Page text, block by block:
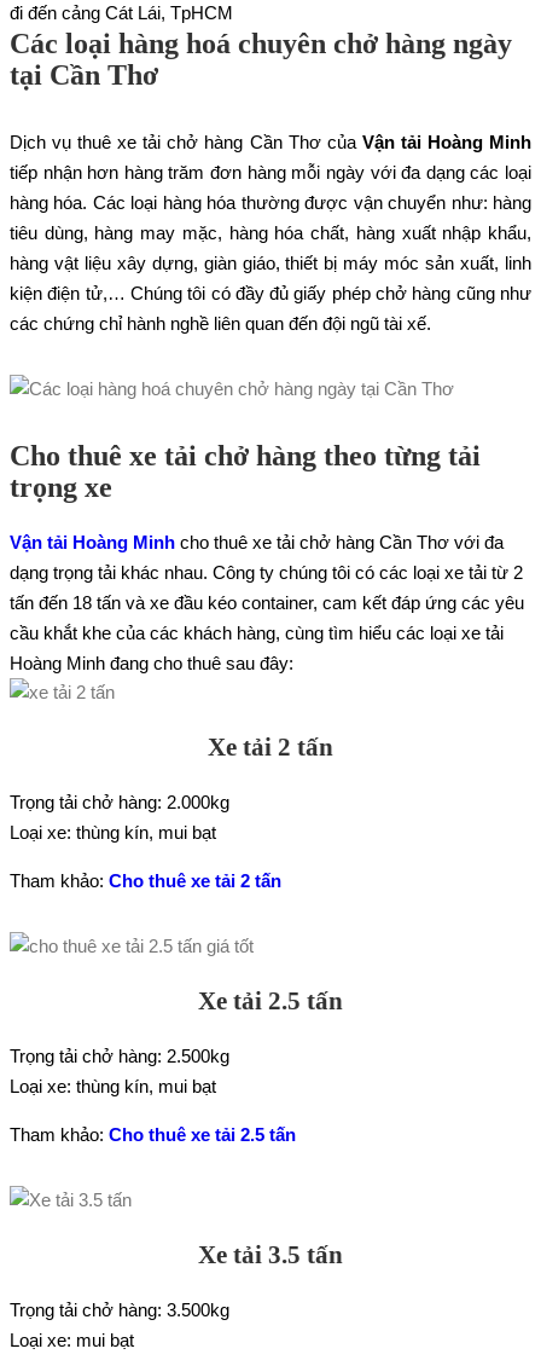
đi đến cảng Cát Lái, TpHCM
Các loại hàng hoá chuyên chở hàng ngày
tại Cần Thơ
Dịch vụ thuê xe tải chở hàng Cần Thơ của Vận tải Hoàng Minh
tiếp nhận hơn hàng trăm đơn hàng mỗi ngày với đa dạng các loại
hàng hóa. Các loại hàng hóa thường được vận chuyển như: hàng
tiêu dùng, hàng may mặc, hàng hóa chất, hàng xuất nhập khẩu,
hàng vật liệu xây dựng, giàn giáo, thiết bị máy móc sản xuất, linh
kiện điện tử,… Chúng tôi có đầy đủ giấy phép chở hàng cũng như
các chứng chỉ hành nghề liên quan đến đội ngũ tài xế.
Cho thuê xe tải chở hàng theo từng tải
trọng xe
Vận tải Hoàng Minh cho thuê xe tải chở hàng Cần Thơ với đa
dạng trọng tải khác nhau. Công ty chúng tôi có các loại xe tải từ 2
tấn đến 18 tấn và xe đầu kéo container, cam kết đáp ứng các yêu
cầu khắt khe của các khách hàng, cùng tìm hiểu các loại xe tải
Hoàng Minh đang cho thuê sau đây:
Xe tải 2 tấn
Trọng tải chở hàng: 2.000kg
Loại xe: thùng kín, mui bạt
Tham khảo: Cho thuê xe tải 2 tấn
Xe tải 2.5 tấn
Trọng tải chở hàng: 2.500kg
Loại xe: thùng kín, mui bạt
Tham khảo: Cho thuê xe tải 2.5 tấn
Xe tải 3.5 tấn
Trọng tải chở hàng: 3.500kg
Loại xe: mui bạt